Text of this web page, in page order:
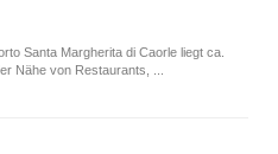
Santa Margherita di Caorle liegt ca.
Nähe von Restaurants, ...